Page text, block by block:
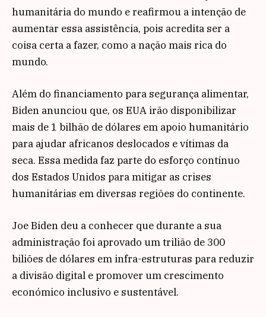
humanitária do mundo e reafirmou a intenção de
aumentar essa assistência, pois acredita ser a
coisa certa a fazer, como a nação mais rica do
mundo.
Além do financiamento para segurança alimentar,
Biden anunciou que, os EUA irão disponibilizar
mais de 1 bilhão de dólares em apoio humanitário
para ajudar africanos deslocados e vítimas da
seca. Essa medida faz parte do esforço contínuo
dos Estados Unidos para mitigar as crises
humanitárias em diversas regiões do continente.
Joe Biden deu a conhecer que durante a sua
administração foi aprovado um trilião de 300
biliões de dólares em infra-estruturas para reduzir
a divisão digital e promover um crescimento
económico inclusivo e sustentável.